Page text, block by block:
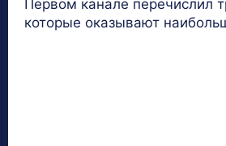
Первом канале перечислил
которые оказывают